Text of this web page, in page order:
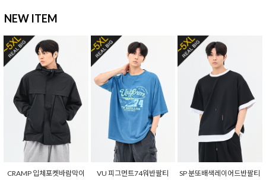
NEW ITEM
CRAMP 입체포켓바람막이
VU 피그먼트74워반팔티
SP 분또배색레이어드반팔티